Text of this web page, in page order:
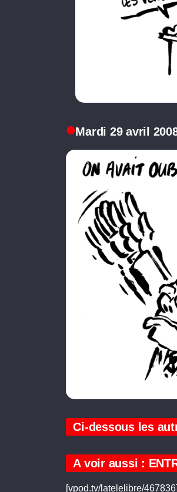
Mardi 29 avril
Ci-dessous les
A voir aussi :
[vpod.tv/latelelibre/467836]